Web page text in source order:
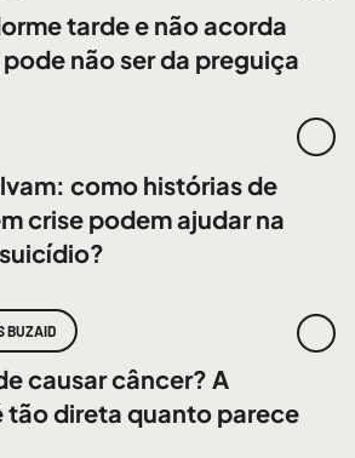
tarde e não acorda
não ser da preguiça
como histórias de
crise podem ajudar na
BUZAID
causar câncer? A
tão direta quanto parece